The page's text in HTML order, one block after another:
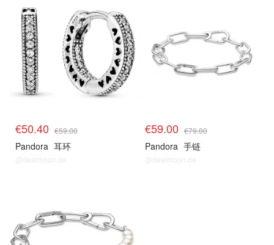
€50.40 €59.00
Pandora 耳环
@dealmoon.de
€59.00 €79.00
Pandora 手链
@dealmoon.de